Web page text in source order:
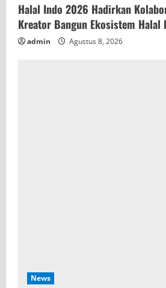
Halal Indo 2026 Hadirkan
Kreator Bangun Ekosistem Halal
admin Agustus 8, 2026
News